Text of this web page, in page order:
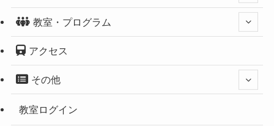
教室・プログラム
アクセス
その他
教室ログイン